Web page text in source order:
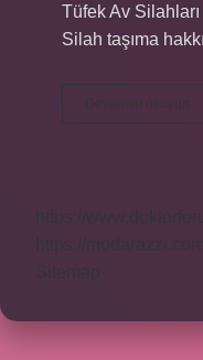
Tüfek Av
Silah taşıma
Devamını okuyun
https://
https://
Sitemap